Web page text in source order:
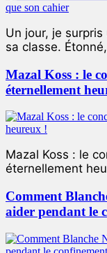
Un jour, je
sa classe.
Mazal Koss : le
éternellement
Mazal Koss : le
éternellement
Comment
aider pendant le